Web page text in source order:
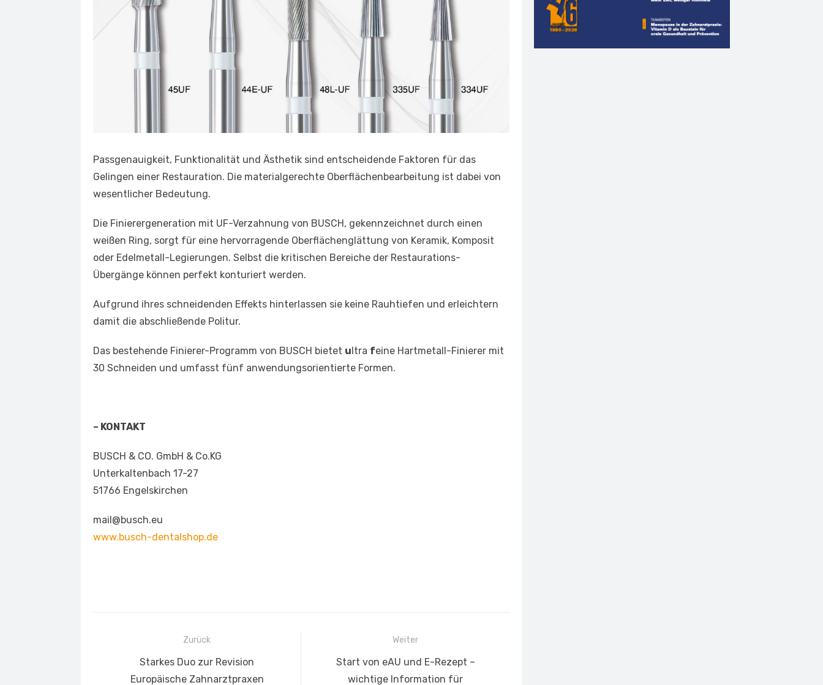
Passgenauigkeit, Funktionalität und Ästhetik sind entscheidende Faktoren für das
Gelingen einer Restauration. Die materialgerechte Oberflächenbearbeitung ist dabei von
wesentlicher Bedeutung.
Die Finierergeneration mit UF-Verzahnung von BUSCH, gekennzeichnet durch einen
weißen Ring, sorgt für eine hervorragende Oberflächenglättung von Keramik, Komposit
oder Edelmetall-Legierungen. Selbst die kritischen Bereiche der Restaurations-
Übergänge können perfekt konturiert werden.
Aufgrund ihres schneidenden Effekts hinterlassen sie keine Rauhtiefen und erleichtern
damit die abschließende Politur.
Das bestehende Finierer-Programm von BUSCH bietet u ltra feine Hartmetall-Finierer mit
30 Schneiden und umfasst fünf anwendungsorientierte Formen.
– KONTAKT
BUSCH & CO. GmbH & Co.KG
Unterkaltenbach 17-27
51766 Engelskirchen
mail@busch.eu
www.busch-dentalshop.de
Beitragsnavigation
Zurück
Vorheriger
Beitrag:
Starkes Duo zur Revision
Europäische Zahnarztpraxen
Weiter
Nächster
Beitrag:
Start von eAU und E-Rezept –
wichtige Information für